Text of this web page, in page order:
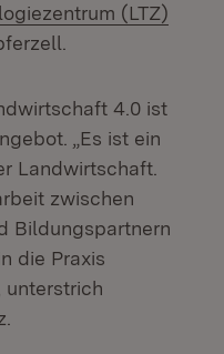
(LTZ)
Fenster)
4.0 ist
„Es ist ein
Landwirtschaft.
zwischen
Bildungspartnern
die Praxis
unterstrich